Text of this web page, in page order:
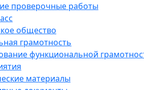
проверочные работы
общество
грамотность
функциональной
материалы